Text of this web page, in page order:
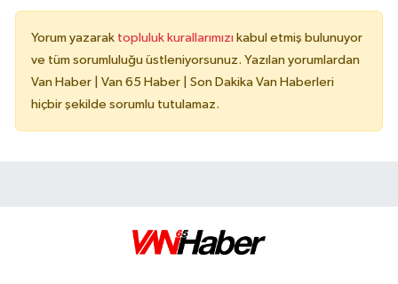
Yorum yazarak topluluk kurallarımızı kabul etmiş bulunuyor
ve tüm sorumluluğu üstleniyorsunuz. Yazılan yorumlardan
Van Haber | Van 65 Haber | Son Dakika Van Haberleri
hiçbir şekilde sorumlu tutulamaz.